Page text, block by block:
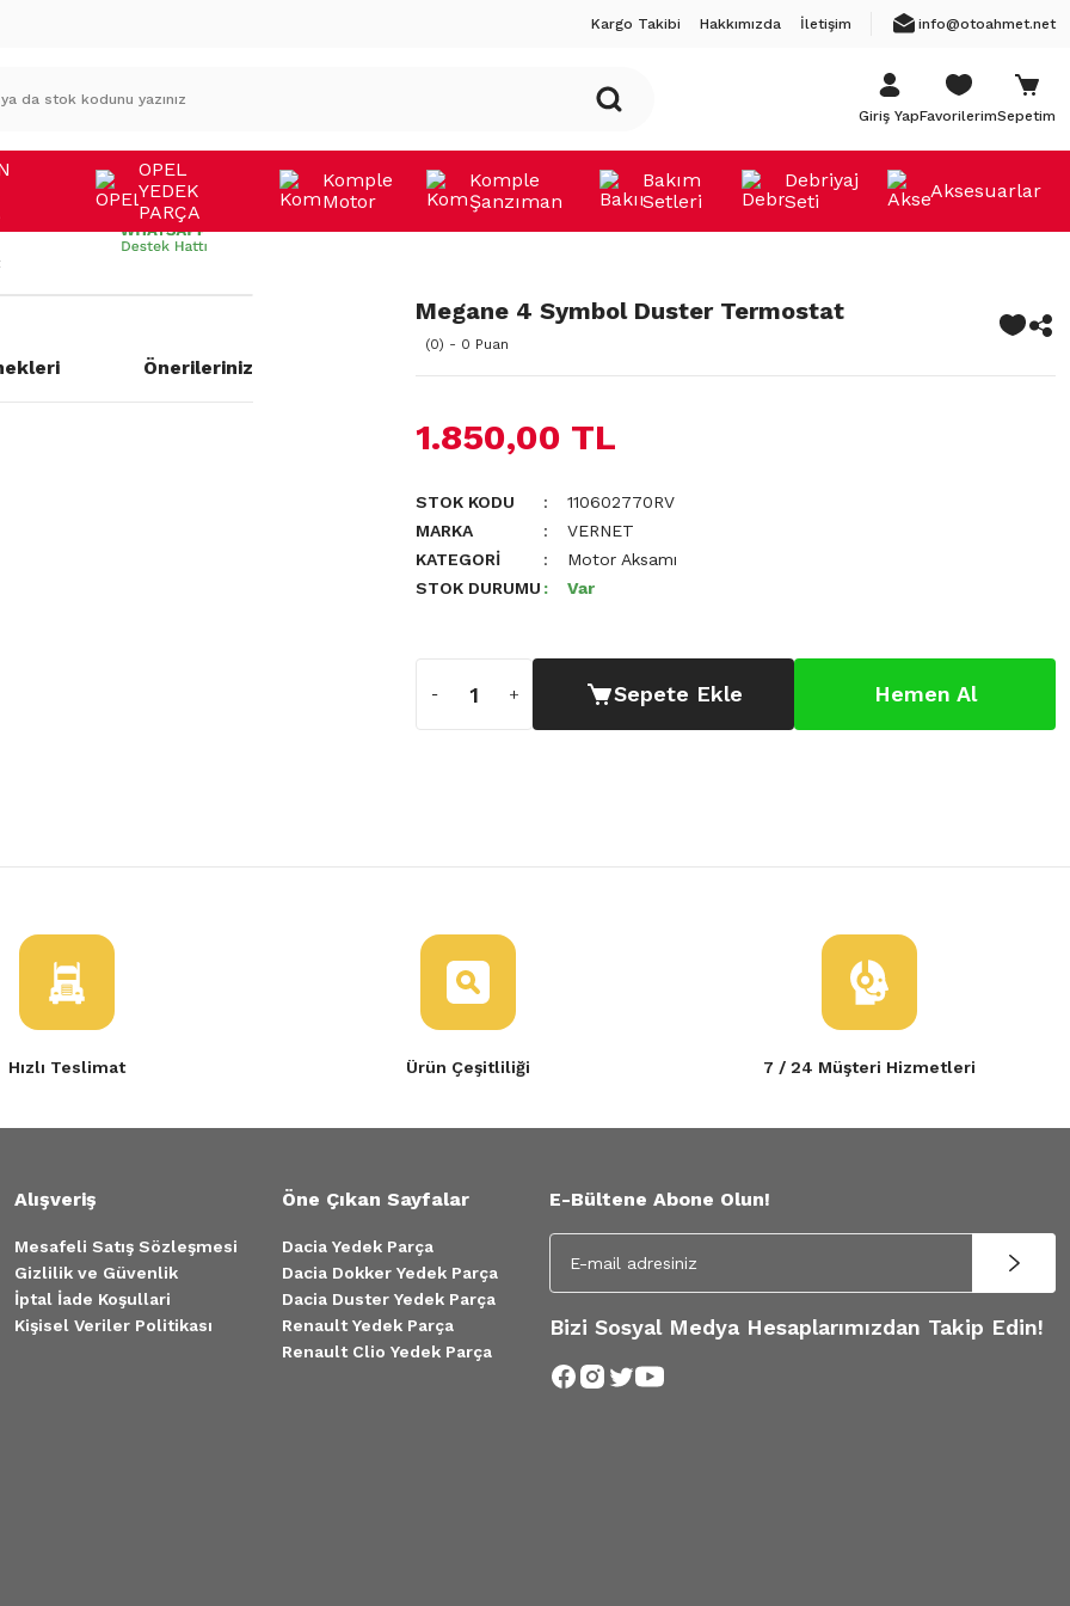
Kargo Takibi Hakkımızda İletişim info@otoahmet.net
Giriş YapFavorilerimSepetim
OPEL
YEDEK
PARÇA
Komple
Motor
Komple
Şanzıman
Bakım
Setleri
Debriyaj
Seti
Aksesuarlar
Önerileriniz
Tükendi
Clio 4 Megane 4 1.5 Dizel
Megane 4 Symbol Duster Termostat
(0) - 0 Puan
1.850,00 TL
STOK KODU
110602770RV
MARKA
VERNET
KATEGORI
Motor Aksamı
STOK DURUMU
Var
Sepete Ekle Hemen Al
Hızlı Teslimat Ürün Çeşitliliği 7 / 24 Müşteri Hizmetleri
Alışveriş
Mesafeli Satış Sözleşmesi
Gizlilik ve Güvenlik
İptal İade Koşullari
Kişisel Veriler Politikası
Öne Çıkan Sayfalar
Dacia Yedek Parça
Dacia Dokker Yedek Parça
Dacia Duster Yedek Parça
Renault Yedek Parça
Renault Clio Yedek Parça
E-Bültene Abone Olun!
Bizi Sosyal Medya Hesaplarımızdan Takip Edin!